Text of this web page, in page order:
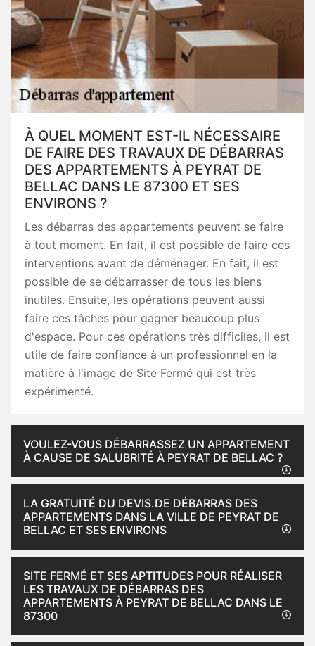
À QUEL MOMENT EST-IL NÉCESSAIRE
DE FAIRE DES TRAVAUX DE DÉBARRAS
DES APPARTEMENTS À PEYRAT DE
BELLAC DANS LE 87300 ET SES
ENVIRONS ?
Les débarras des appartements peuvent se faire
à tout moment. En fait, il est possible de faire ces
interventions avant de déménager. En fait, il est
possible de se débarrasser de tous les biens
inutiles. Ensuite, les opérations peuvent aussi
faire ces tâches pour gagner beaucoup plus
d'espace. Pour ces opérations très difficiles, il est
utile de faire confiance à un professionnel en la
matière à l'image de Site Fermé qui est très
expérimenté.
VOULEZ-VOUS DÉBARRASSEZ UN APPARTEMENT
À CAUSE DE SALUBRITÉ À PEYRAT DE BELLAC ?
LA GRATUITÉ DU DEVIS.DE DÉBARRAS DES
APPARTEMENTS DANS LA VILLE DE PEYRAT DE
BELLAC ET SES ENVIRONS
SITE FERMÉ ET SES APTITUDES POUR RÉALISER
LES TRAVAUX DE DÉBARRAS DES
APPARTEMENTS À PEYRAT DE BELLAC DANS LE
87300